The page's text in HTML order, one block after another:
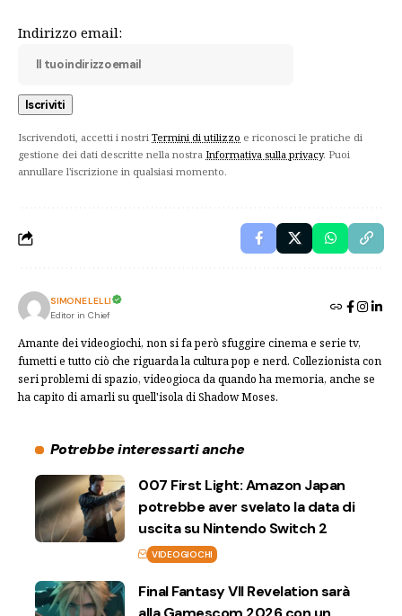
Indirizzo email:
Iscrivendoti, accetti i nostri Termini di utilizzo e riconosci le pratiche di
gestione dei dati descritte nella nostra Informativa sulla privacy. Puoi
annullare l'iscrizione in qualsiasi momento.
SIMONE LELLI
Editor in Chief
Amante dei videogiochi, non si fa però sfuggire cinema e serie tv,
fumetti e tutto ciò che riguarda la cultura pop e nerd. Collezionista con
seri problemi di spazio, videogioca da quando ha memoria, anche se
ha capito di amarli su quell'isola di Shadow Moses.
Potrebbe interessarti anche
007 First Light: Amazon Japan
potrebbe aver svelato la data di
uscita su Nintendo Switch 2
VIDEOGIOCHI
Final Fantasy VII Revelation sarà